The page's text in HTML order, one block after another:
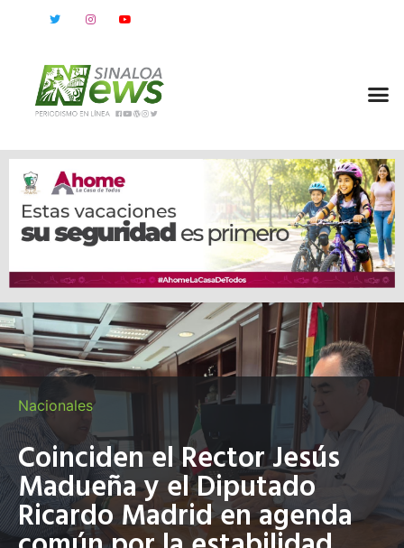
Nacionales
Coinciden el Rector Jesús
Madueña y el Diputado
Ricardo Madrid en agenda